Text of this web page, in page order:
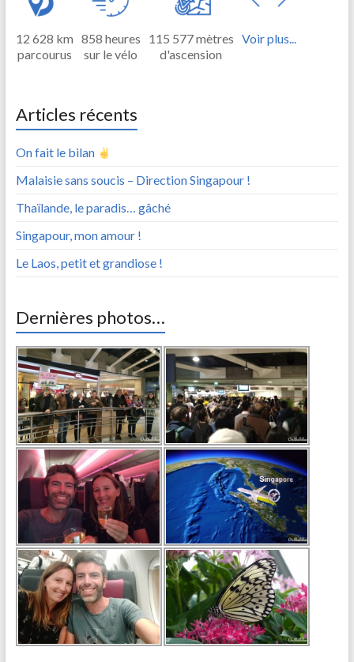
12 628 km
parcourus
858 heures
sur le vélo
115 577 mètres
d'ascension
Voir plus...
Articles récents
On fait le bilan
Malaisie sans soucis – Direction Singapour !
Thaïlande, le paradis… gâché
Singapour, mon amour !
Le Laos, petit et grandiose !
Dernières photos…